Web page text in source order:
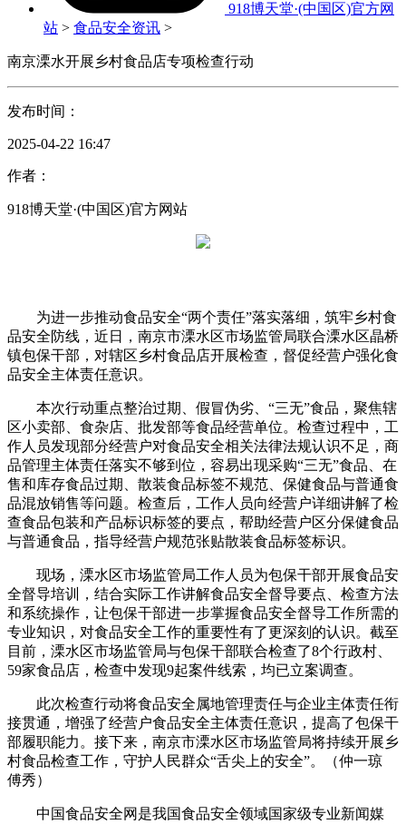
918博天堂·(中国区)官方网
站 > 食品安全资讯 >
南京溧水开展乡村食品店专项检查行动
发布时间：
2025-04-22 16:47
作者：
918博天堂·(中国区)官方网站
为进一步推动食品安全“两个责任”落实落细，筑牢乡村食
品安全防线，近日，南京市溧水区市场监管局联合溧水区晶桥
镇包保干部，对辖区乡村食品店开展检查，督促经营户强化食
品安全主体责任意识。
本次行动重点整治过期、假冒伪劣、“三无”食品，聚焦辖
区小卖部、食杂店、批发部等食品经营单位。检查过程中，工
作人员发现部分经营户对食品安全相关法律法规认识不足，商
品管理主体责任落实不够到位，容易出现采购“三无”食品、在
售和库存食品过期、散装食品标签不规范、保健食品与普通食
品混放销售等问题。检查后，工作人员向经营户详细讲解了检
查食品包装和产品标识标签的要点，帮助经营户区分保健食品
与普通食品，指导经营户规范张贴散装食品标签标识。
现场，溧水区市场监管局工作人员为包保干部开展食品安
全督导培训，结合实际工作讲解食品安全督导要点、检查方法
和系统操作，让包保干部进一步掌握食品安全督导工作所需的
专业知识，对食品安全工作的重要性有了更深刻的认识。截至
目前，溧水区市场监管局与包保干部联合检查了8个行政村、
59家食品店，检查中发现9起案件线索，均已立案调查。
此次检查行动将食品安全属地管理责任与企业主体责任衔
接贯通，增强了经营户食品安全主体责任意识，提高了包保干
部履职能力。接下来，南京市溧水区市场监管局将持续开展乡
村食品检查工作，守护人民群众“舌尖上的安全”。（仲一琼
傅秀）
中国食品安全网是我国食品安全领域国家级专业新闻媒